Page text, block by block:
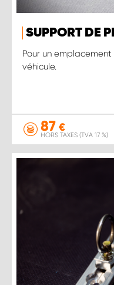
SUPPORT DE
Pour un
véhicule.
87 €
HORS TAXES (TVA 17 %)